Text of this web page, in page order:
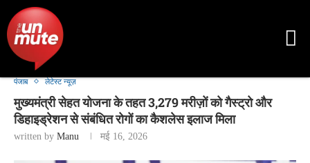
पंजाब लेटेस्ट न्यूज़
मुख्यमंत्री सेहत योजना के तहत 3,279 मरीज़ों को गैस्ट्रो और
डिहाइड्रेशन से संबंधित रोगों का कैशलेस इलाज मिला
written by Manu मई 16, 2026